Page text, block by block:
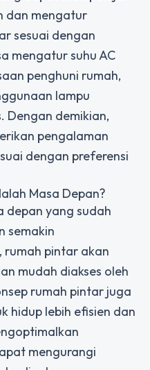
dan mengatur
sesuai dengan
mengatur suhu AC
penghuni rumah,
lampu
Dengan demikian,
pengalaman
dengan preferensi
Masa Depan?
depan yang sudah
semakin
rumah pintar akan
mudah diakses oleh
rumah pintar juga
hidup lebih efisien dan
mengurangi